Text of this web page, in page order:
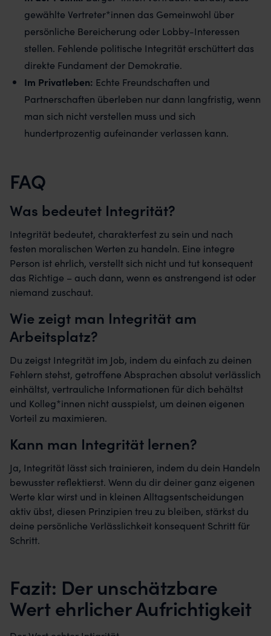
gewählte Vertreter*innen das Gemeinwohl über
persönliche Bereicherung oder Lobby-Interessen
stellen. Fehlende politische Integrität erschüttert das
direkte Fundament der Demokratie.
Im Privatleben: Echte Freundschaften und
Partnerschaften überleben nur dann langfristig, wenn
man sich nicht verstellen muss und sich
hundertprozentig aufeinander verlassen kann.
FAQ
Was bedeutet Integrität?
Integrität bedeutet, charakterfest zu sein und nach
festen moralischen Werten zu handeln. Eine integre
Person ist ehrlich, verstellt sich nicht und tut konsequent
das Richtige – auch dann, wenn es anstrengend ist oder
niemand zuschaut.
Wie zeigt man Integrität am
Arbeitsplatz?
Du zeigst Integrität im Job, indem du einfach zu deinen
Fehlern stehst, getroffene Absprachen absolut verlässlich
einhältst, vertrauliche Informationen für dich behältst
und Kolleg*innen nicht ausspielst, um deinen eigenen
Vorteil zu maximieren.
Kann man Integrität lernen?
Ja, Integrität lässt sich trainieren, indem du dein Handeln
bewusster reflektierst. Wenn du dir deiner ganz eigenen
Werte klar wirst und in kleinen Alltagsentscheidungen
aktiv übst, diesen Prinzipien treu zu bleiben, stärkst du
deine persönliche Verlässlichkeit konsequent Schritt für
Schritt.
Fazit: Der unschätzbare
Wert ehrlicher Aufrichtigkeit